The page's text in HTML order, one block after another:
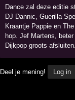
Dance zal deze editie
DJ Dannic, Guerilla
Kraantje Pappie en
hop. Jef Martens,
Dijkpop groots afsluiten.
Deel je mening! Log in